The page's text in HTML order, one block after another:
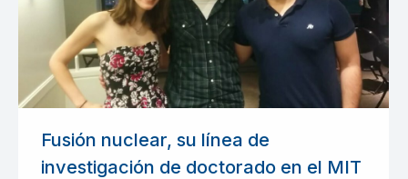
Fusión nuclear, su línea de
investigación de doctorado en el MIT